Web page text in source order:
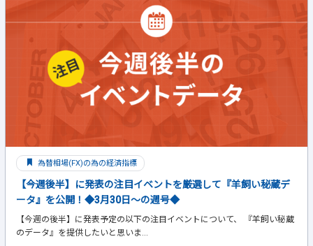
為替相場(FX)の為の経済指標
【今週後半】に発表の注目イベントを厳選して『羊飼い秘蔵デ
ータ』を公開！◆3月30日～の週号◆
【今週の後半】に発表予定の以下の注目イベントについて、 『羊飼い秘蔵
のデータ』を提供したいと思いま...